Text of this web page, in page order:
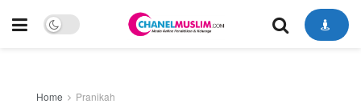
Home Pranikah